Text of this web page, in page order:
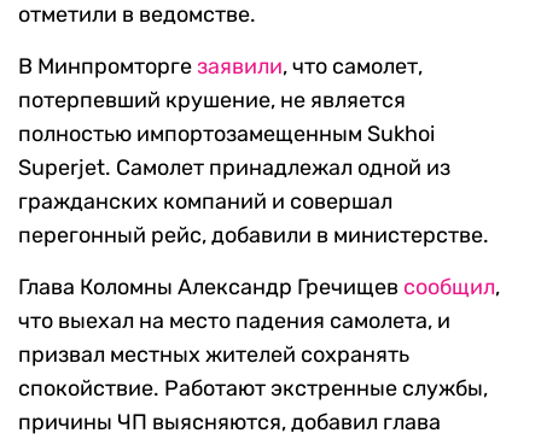
отметили в ведомстве.
В Минпромторгезаявили, что самолет,
потерпевший крушение, не является
полностью импортозамещенным Sukhoi
Superjet. Самолет принадлежал одной из
гражданских компаний и совершал
перегонный рейс, добавили в министерстве.
Глава Коломны Александр Гречищев сообщил,
что выехал на место падения самолета, и
призвал местных жителей сохранять
спокойствие. Работают экстренные службы,
причины ЧП выясняются, добавил глава